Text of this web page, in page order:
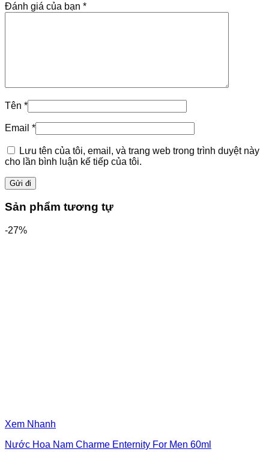
Đánh giá của bạn *
Tên *
Email *
Lưu tên của tôi, email, và trang web trong trình duyệt này
cho lần bình luận kế tiếp của tôi.
Sản phẩm tương tự
-27%
Xem Nhanh
Nước Hoa Nam Charme Enternity For Men 60ml